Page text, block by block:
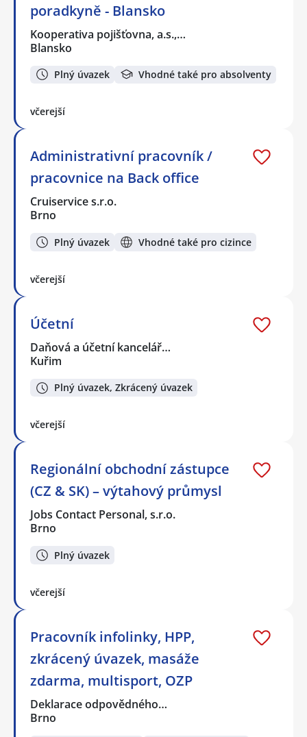
poradkyně - Blansko
Kooperativa pojišťovna, a.s.,…
Blansko
Plný úvazek Vhodné také pro absolventy
včerejší
Administrativní pracovník /
pracovnice na Back office
Cruiservice s.r.o.
Brno
Plný úvazek Vhodné také pro cizince
včerejší
Účetní
Daňová a účetní kancelář…
Kuřim
Plný úvazek, Zkrácený úvazek
včerejší
Regionální obchodní zástupce
(CZ & SK) – výtahový průmysl
Jobs Contact Personal, s.r.o.
Brno
Plný úvazek
včerejší
Pracovník infolinky, HPP,
zkrácený úvazek, masáže
zdarma, multisport, OZP
Deklarace odpovědného…
Brno